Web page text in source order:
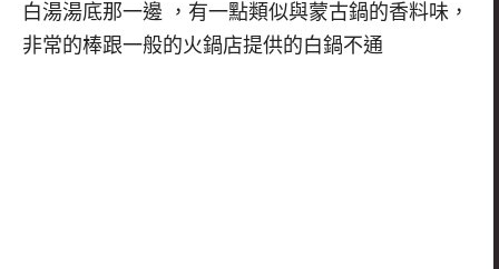
白湯湯底那一邊 ，有一點類似與蒙古鍋的香料味，
非常的棒跟一般的火鍋店提供的白鍋不通